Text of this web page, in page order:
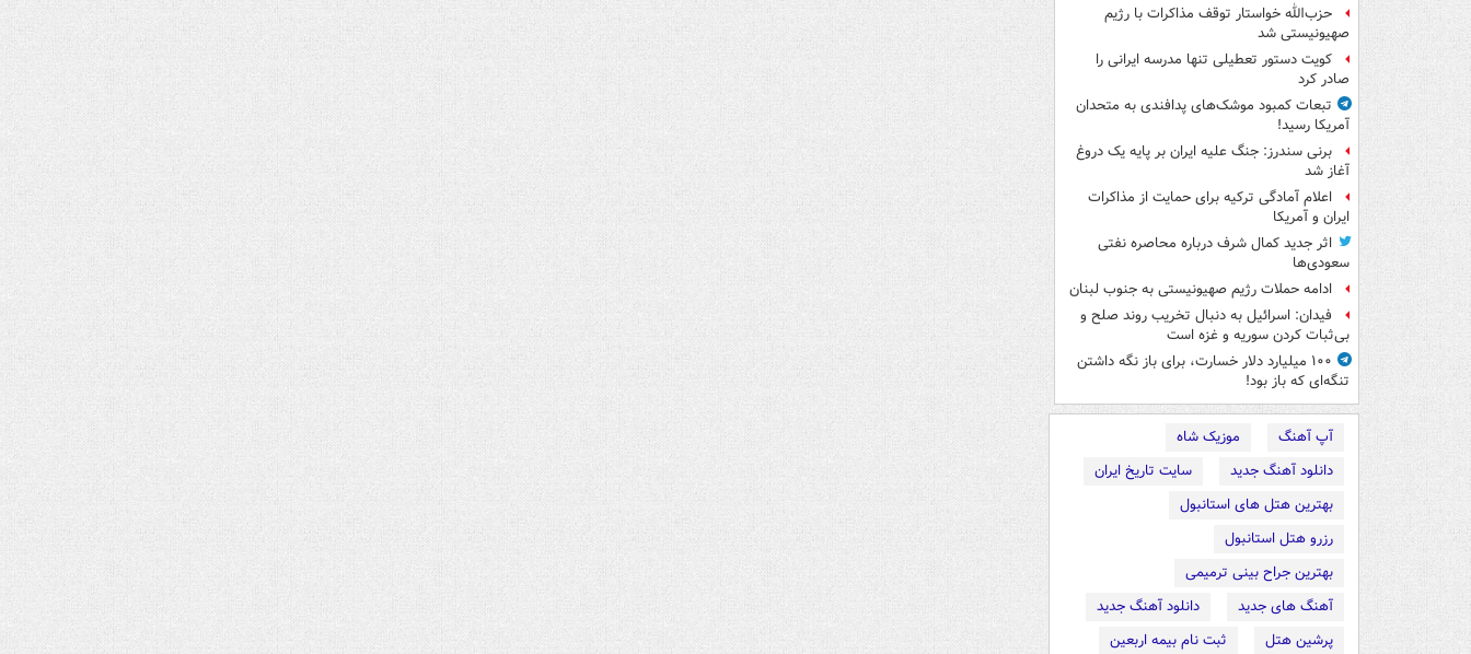
حزب‌الله خواستار توقف مذاکرات با رژیم
صهیونیستی شد
کویت دستور تعطیلی تنها مدرسه ایرانی را
صادر کرد
تبعات کمبود موشک‌های پدافندی به متحدان
آمریکا رسید!
برنی سندرز: جنگ علیه ایران بر پایه یک دروغ
آغاز شد
اعلام آمادگی ترکیه برای حمایت از مذاکرات
ایران و آمریکا
اثر جدید کمال شرف درباره محاصره نفتی
سعودی‌ها
ادامه حملات رژیم صهیونیستی به جنوب لبنان
فیدان: اسرائیل به دنبال تخریب روند صلح و
بی‌ثبات کردن سوریه و غزه است
۱۰۰ میلیارد دلار خسارت، برای باز نگه داشتن
تنگه‌ای که باز بود!
آپ آهنگ
موزیک شاه
دانلود آهنگ جدید
سایت تاریخ ایران
بهترین هتل های استانبول
رزرو هتل استانبول
بهترین جراح بینی ترمیمی
آهنگ های جدید
دانلود آهنگ جدید
پرشین هتل
ثبت نام بیمه اربعین